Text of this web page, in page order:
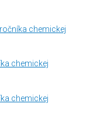
chemickej
chemickej
chemickej